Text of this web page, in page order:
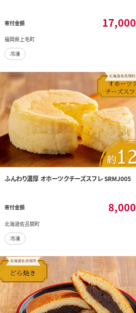
寄付金額 17,000
福岡県上毛町
冷凍
ふんわり濃厚 オホーツクチーズスフレ SRMJ005
寄付金額 8,000
北海道佐呂間町
冷凍